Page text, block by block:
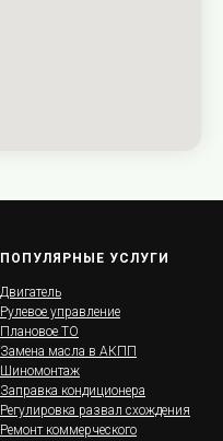
ПОПУЛЯРНЫЕ УСЛУГИ
Двигатель
Рулевое управление
Плановое ТО
Замена масла в АКПП
Шиномонтаж
Заправка кондиционера
Регулировка развал схождения
Ремонт коммерческого